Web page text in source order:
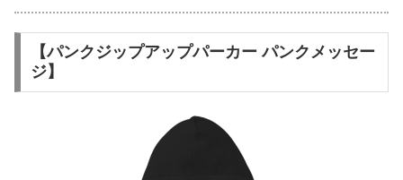
【パンクジップアップパーカー パンクメッセー
ジ】